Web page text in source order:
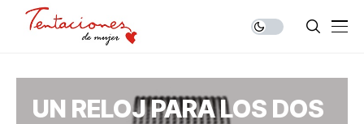
UN RELOJ PARA LOS DOS